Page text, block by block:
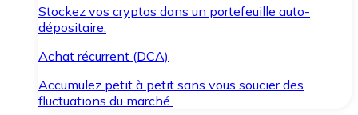
Stockez vos cryptos dans un portefeuille auto-
dépositaire.
Achat récurrent (DCA)
Accumulez petit à petit sans vous soucier des
fluctuations du marché.